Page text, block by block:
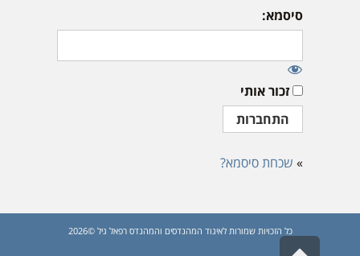
סיסמא:
זכור אותי
» שכחת סיסמא?
כל הזכויות שמורות לאיגוד המהנדסים והמהנדס רפאל גיל ©2026